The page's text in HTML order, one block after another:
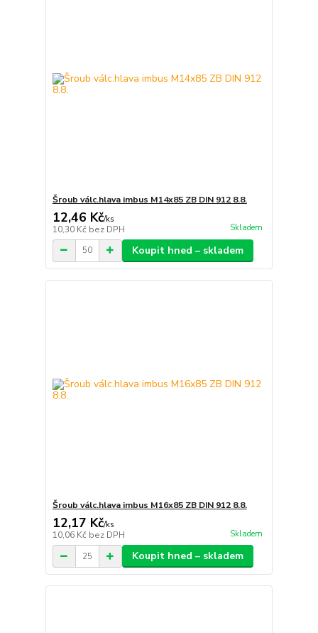
Šroub válc.hlava imbus M14x85 ZB DIN 912 8.8.
12,46 Kč/ks
10,30 Kč bez DPH Skladem
Koupit hned – skladem
Šroub válc.hlava imbus M16x85 ZB DIN 912 8.8.
12,17 Kč/ks
10,06 Kč bez DPH Skladem
Koupit hned – skladem